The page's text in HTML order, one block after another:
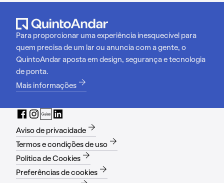
Para proporcionar uma experiência inesquecível para
quem precisa de um lar ou anuncia com a gente, o
QuintoAndar aposta em design, segurança e tecnologia
de ponta.
Mais informações
Aviso de privacidade
Termos e condições de uso
Política de Cookies
Preferências de cookies